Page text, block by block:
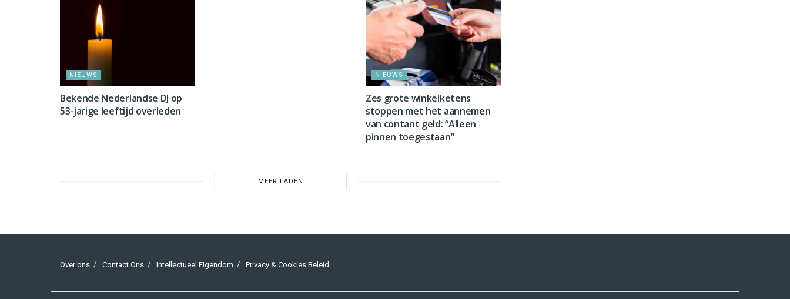
NIEUWS
Bekende Nederlandse DJ op
53-jarige leeftijd overleden
NIEUWS
Zes grote winkelketens
stoppen met het aannemen
van contant geld: “Alleen
pinnen toegestaan”
MEER LADEN
Over ons Contact Ons Intellectueel Eigendom Privacy & Cookies Beleid